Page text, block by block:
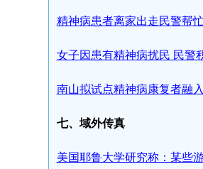
精神病患者离家出走民警帮
女子因患有精神病扰民 民警
南山拟试点精神病康复者融
七、域外传真
美国耶鲁大学研究称：某些